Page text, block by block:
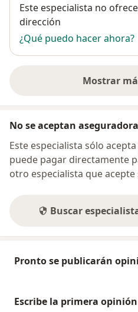
Disponibilidad
Este especialista no
dirección
¿Qué puedo hacer ahora?
Mostrar
No se aceptan
Este especialista sólo
puede pagar directamente
otro especialista que
Buscar
Pronto se publicarán
Escribe la primera opinión